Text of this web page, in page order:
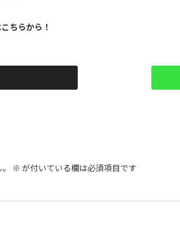
ちらから！
※ が付いている欄は必須項目です